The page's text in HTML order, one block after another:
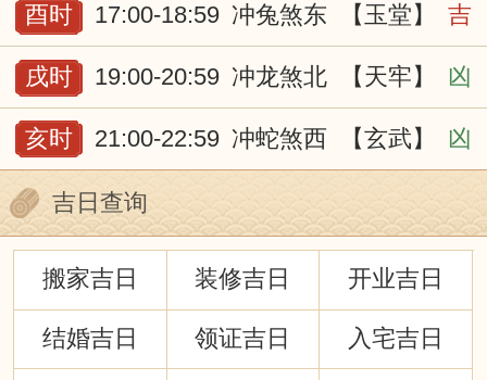
酉时 17:00-18:59 冲兔煞东 【玉堂】 吉
戌时 19:00-20:59 冲龙煞北 【天牢】 凶
亥时 21:00-22:59 冲蛇煞西 【玄武】 凶
吉日查询
搬家吉日 装修吉日 开业吉日
结婚吉日 领证吉日 入宅吉日